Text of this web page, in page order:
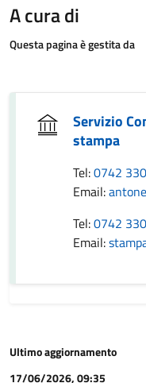
A cura di
Questa pagina è gestita da
Servizio
stampa
Tel:0742
Email:
Tel:0742
Email:
Ultimo aggiornamento
17/06/2026, 09:35